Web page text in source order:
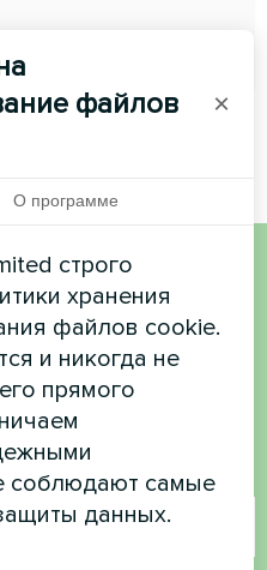
у вас
мы поможем вам
файлов
×
О программе
строго
хранения
файлов cookie.
и никогда не
прямого
соблюдают самые
данных.